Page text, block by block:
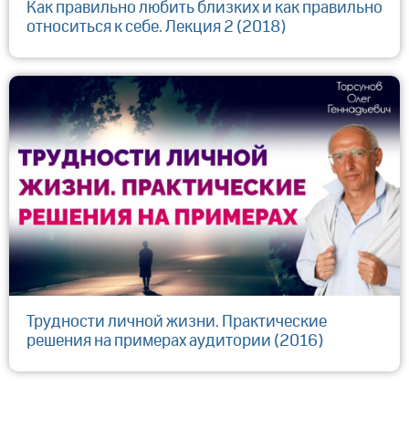
Как правильно любить близких и как правильно
относиться к себе. Лекция 2 (2018)
Трудности личной жизни. Практические
решения на примерах аудитории (2016)